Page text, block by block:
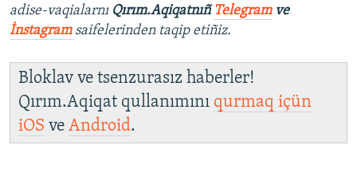
adise-vaqialarnı Qırım.Aqiqatnıñ Telegramve
İnstagram saifelerinden taqip etiñiz.
Bloklav ve tsenzurasız haberler!
Qırım.Aqiqat qullanımını qurmaq içün
iOS ve Android.